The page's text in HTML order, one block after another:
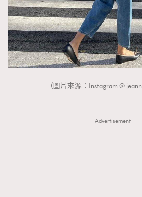
（圖片來源：Instagram @
Advertisement